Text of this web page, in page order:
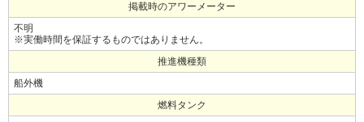
掲載時のアワーメーター
不明
※実働時間を保証するものではありません。
推進機種類
船外機
燃料タンク